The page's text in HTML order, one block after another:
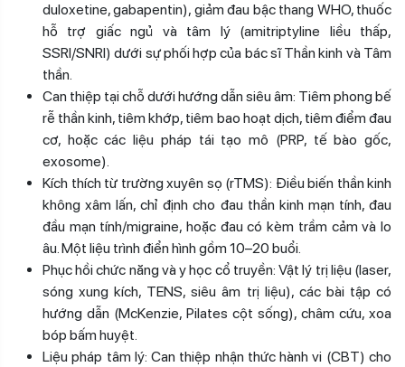
duloxetine, gabapentin), giảm đau bậc thang WHO, thuốc
hỗ trợ giấc ngủ và tâm lý (amitriptyline liều thấp,
SSRI/SNRI) dưới sự phối hợp của bác sĩ Thần kinh và Tâm
thần.
Can thiệp tại chỗ dưới hướng dẫn siêu âm: Tiêm phong bế
rễ thần kinh, tiêm khớp, tiêm bao hoạt dịch, tiêm điểm đau
cơ, hoặc các liệu pháp tái tạo mô (PRP, tế bào gốc,
exosome).
Kích thích từ trường xuyên sọ (rTMS): Điều biến thần kinh
không xâm lấn, chỉ định cho đau thần kinh mạn tính, đau
đầu mạn tính/migraine, hoặc đau có kèm trầm cảm và lo
âu. Một liệu trình điển hình gồm 10–20 buổi.
Phục hồi chức năng và y học cổ truyền: Vật lý trị liệu (laser,
sóng xung kích, TENS, siêu âm trị liệu), các bài tập có
hướng dẫn (McKenzie, Pilates cột sống), châm cứu, xoa
bóp bấm huyệt.
Liệu pháp tâm lý: Can thiệp nhận thức hành vi (CBT) cho